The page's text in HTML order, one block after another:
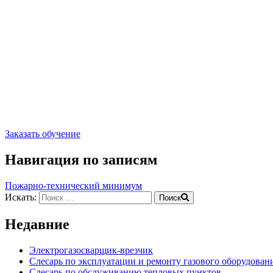
Заказать обучение
Навигация по записям
Пожарно-технический минимум
Искать:
Поиск
Недавние
Электрогазосварщик-врезчик
Слесарь по эксплуатации и ремонту газового